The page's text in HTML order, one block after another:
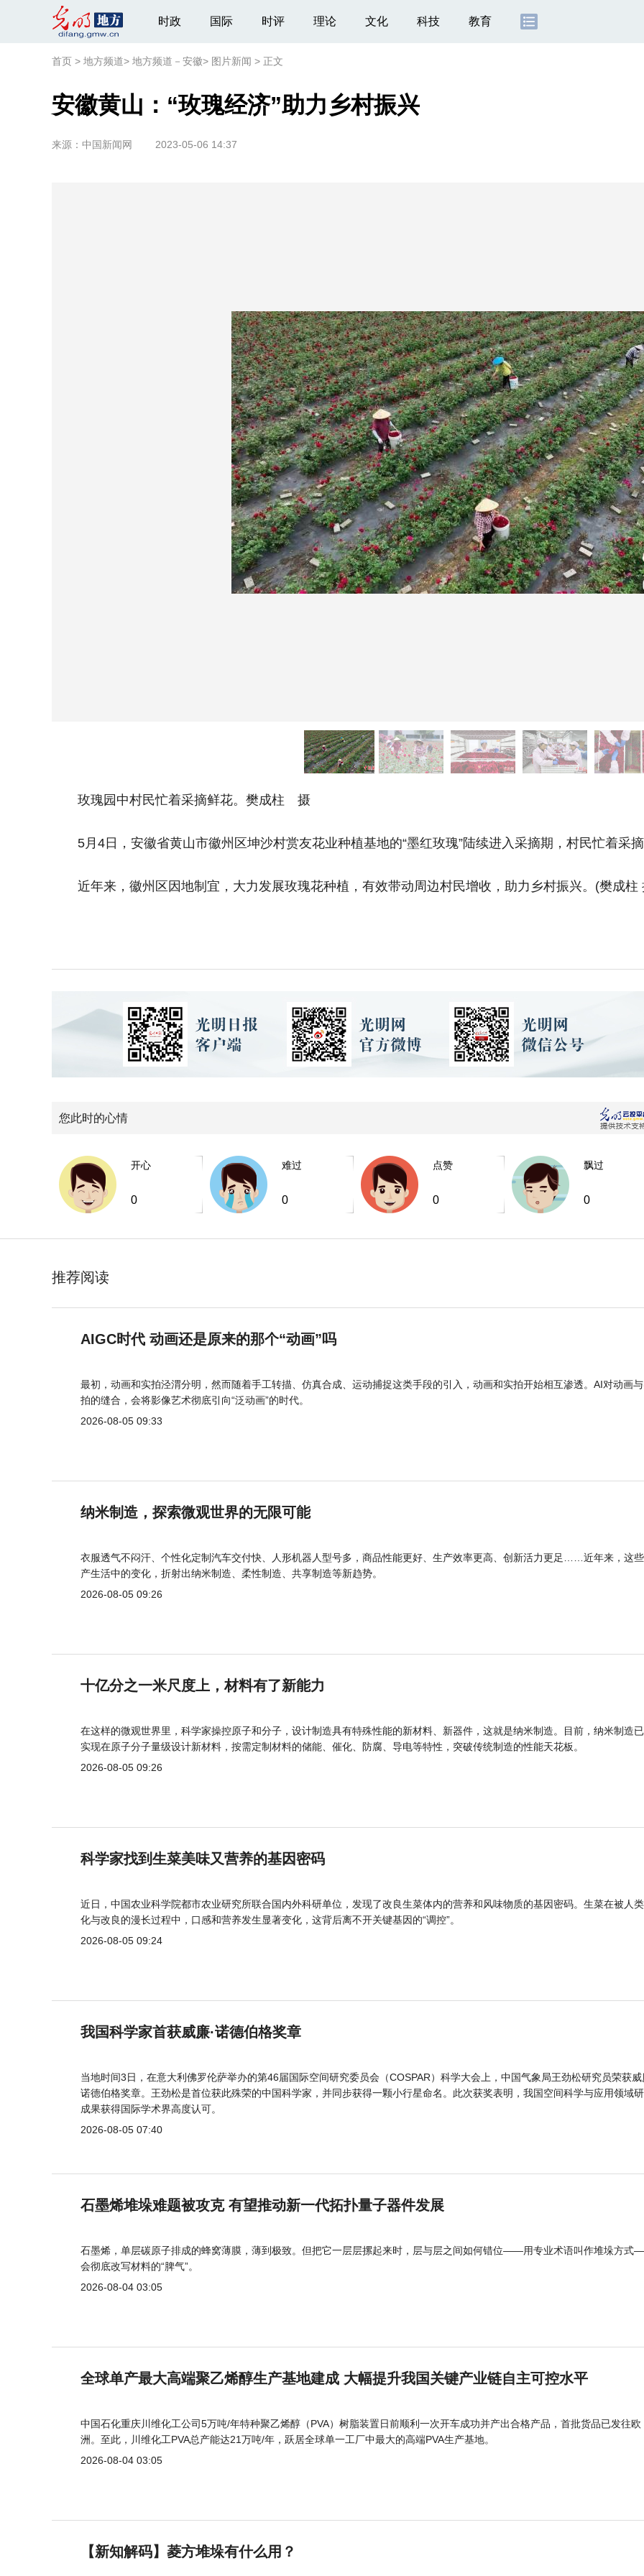
时政 国际 时评 理论 文化 科技 教育
首页 > 地方频道> 地方频道－安徽> 图片新闻 > 正文
安徽黄山：“玫瑰经济”助力乡村振兴
来源： 中国新闻网 2023-05-06 14:37
玫瑰园中村民忙着采摘鲜花。樊成柱 摄
5月4日，安徽省黄山市徽州区坤沙村赏友花业种植基地的“墨红玫瑰”陆续进入采摘期，村民忙着采
近年来，徽州区因地制宜，大力发展玫瑰花种植，有效带动周边村民增收，助力乡村振兴。(樊成柱
您此时的心情
开心
0
难过
0
点赞
0
飘过
0
推荐阅读
AIGC时代 动画还是原来的那个“动画”吗
最初，动画和实拍泾渭分明，然而随着手工转描、仿真合成、运动捕捉这类手段的引入，动画和实拍开始相互渗透。AI对动画
拍的缝合，会将影像艺术彻底引向“泛动画”的时代。
2026-08-05 09:33
纳米制造，探索微观世界的无限可能
衣服透气不闷汗、个性化定制汽车交付快、人形机器人型号多，商品性能更好、生产效率更高、创新活力更足……近年来，这
产生活中的变化，折射出纳米制造、柔性制造、共享制造等新趋势。
2026-08-05 09:26
十亿分之一米尺度上，材料有了新能力
在这样的微观世界里，科学家操控原子和分子，设计制造具有特殊性能的新材料、新器件，这就是纳米制造。目前，纳米制造
实现在原子分子量级设计新材料，按需定制材料的储能、催化、防腐、导电等特性，突破传统制造的性能天花板。
2026-08-05 09:26
科学家找到生菜美味又营养的基因密码
近日，中国农业科学院都市农业研究所联合国内外科研单位，发现了改良生菜体内的营养和风味物质的基因密码。生菜在被人
化与改良的漫长过程中，口感和营养发生显著变化，这背后离不开关键基因的“调控”。
2026-08-05 09:24
我国科学家首获威廉·诺德伯格奖章
当地时间3日，在意大利佛罗伦萨举办的第46届国际空间研究委员会（COSPAR）科学大会上，中国气象局王劲松研究员荣获威
诺德伯格奖章。王劲松是首位获此殊荣的中国科学家，并同步获得一颗小行星命名。此次获奖表明，我国空间科学与应用领域
成果获得国际学术界高度认可。
2026-08-05 07:40
石墨烯堆垛难题被攻克 有望推动新一代拓扑量子器件发展
石墨烯，单层碳原子排成的蜂窝薄膜，薄到极致。但把它一层层摞起来时，层与层之间如何错位——用专业术语叫作堆垛方
会彻底改写材料的“脾气”。
2026-08-04 03:05
全球单产最大高端聚乙烯醇生产基地建成 大幅提升我国关键产业链自主可控水平
中国石化重庆川维化工公司5万吨/年特种聚乙烯醇（PVA）树脂装置日前顺利一次开车成功并产出合格产品，首批货品已发往欧
洲。至此，川维化工PVA总产能达21万吨/年，跃居全球单一工厂中最大的高端PVA生产基地。
2026-08-04 03:05
【新知解码】菱方堆垛有什么用？